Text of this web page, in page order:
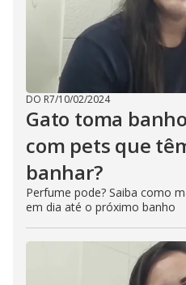
DO R7/10/02/2024
Gato toma
com pets que
banhar?
Perfume pode? Saiba como
em dia até o próximo banho